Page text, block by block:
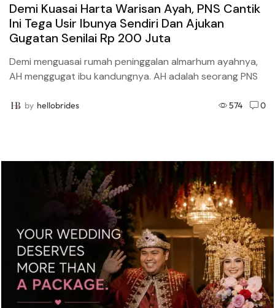
Demi Kuasai Harta Warisan Ayah, PNS Cantik
Ini Tega Usir Ibunya Sendiri Dan Ajukan
Gugatan Senilai Rp 200 Juta
Demi menguasai rumah peninggalan almarhum ayahnya,
AH menggugat ibu kandungnya. AH adalah seorang PNS
Kabar adanya anak yang menggugat ibu kandungnya ini...
by hellobrides 574 0